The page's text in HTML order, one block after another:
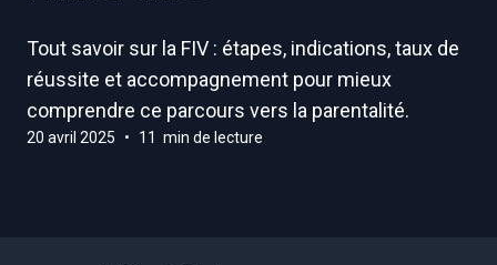
Tout savoir sur la FIV : étapes, indications, taux de
réussite et accompagnement pour mieux
comprendre ce parcours vers la parentalité.
20 avril 2025 • 11 min de lecture